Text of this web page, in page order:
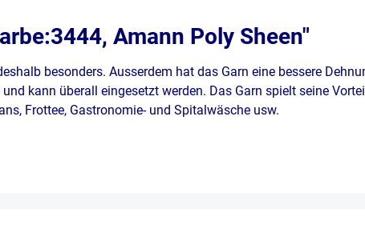
Amann Poly Sheen"
besonders. Ausserdem hat das Garn eine bessere
kann überall eingesetzt werden. Das Garn spielt seine
Frottee, Gastronomie- und Spitalwäsche usw.